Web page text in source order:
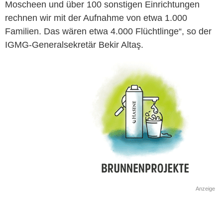
Moscheen und über 100 sonstigen Einrichtungen
rechnen wir mit der Aufnahme von etwa 1.000
Familien. Das wären etwa 4.000 Flüchtlinge“, so der
IGMG-Generalsekretär Bekir Altaş.
Anzeige